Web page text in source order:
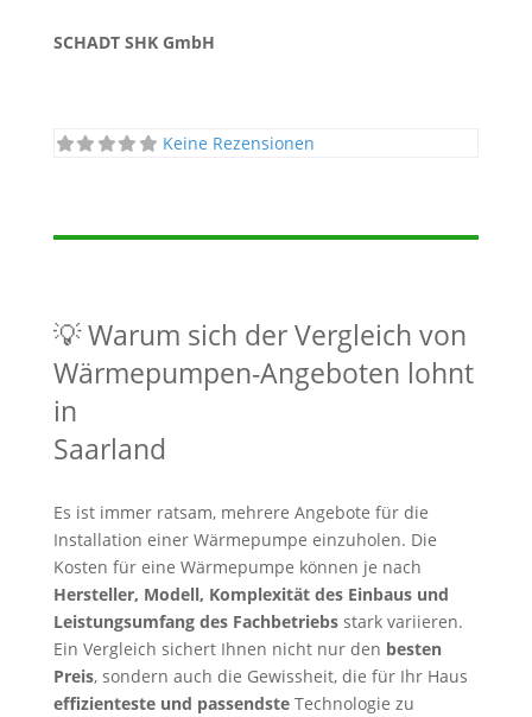
SCHADT SHK GmbH
Keine Rezensionen
💡 Warum sich der Vergleich von
Wärmepumpen-Angeboten lohnt
in
Saarland
Es ist immer ratsam, mehrere Angebote für die
Installation einer Wärmepumpe einzuholen. Die
Kosten für eine Wärmepumpe können je nach
Hersteller, Modell, Komplexität des Einbaus und
Leistungsumfang des Fachbetriebsstark variieren.
Ein Vergleich sichert Ihnen nicht nur den besten
Preis, sondern auch die Gewissheit, die für Ihr Haus
effizienteste und passendsteTechnologie zu